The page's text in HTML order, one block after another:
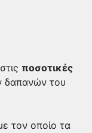
ποσοτικές
δαπανών του
τον οποίο τα